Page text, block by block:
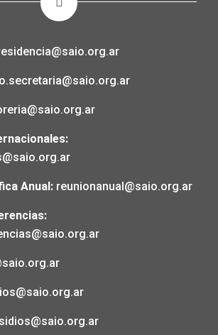
Anual: reunionanual@saio.org.ar